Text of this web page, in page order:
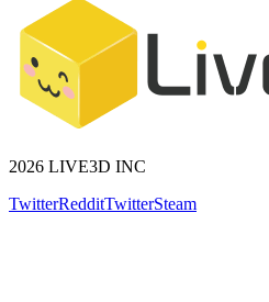
2026 LIVE3D INC
TwitterRedditTwitterSteam